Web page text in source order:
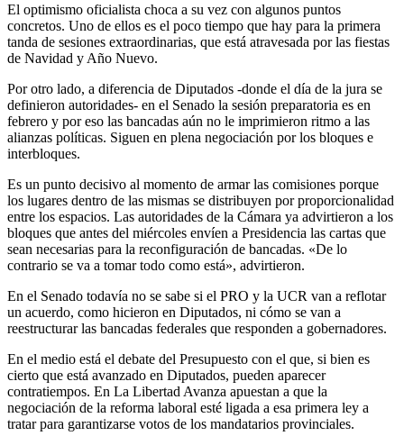
El optimismo oficialista choca a su vez con algunos puntos
concretos. Uno de ellos es el poco tiempo que hay para la primera
tanda de sesiones extraordinarias, que está atravesada por las fiestas
de Navidad y Año Nuevo.
Por otro lado, a diferencia de Diputados -donde el día de la jura se
definieron autoridades- en el Senado la sesión preparatoria es en
febrero y por eso las bancadas aún no le imprimieron ritmo a las
alianzas políticas. Siguen en plena negociación por los bloques e
interbloques.
Es un punto decisivo al momento de armar las comisiones porque
los lugares dentro de las mismas se distribuyen por proporcionalidad
entre los espacios. Las autoridades de la Cámara ya advirtieron a los
bloques que antes del miércoles envíen a Presidencia las cartas que
sean necesarias para la reconfiguración de bancadas. «De lo
contrario se va a tomar todo como está», advirtieron.
En el Senado todavía no se sabe si el PRO y la UCR van a reflotar
un acuerdo, como hicieron en Diputados, ni cómo se van a
reestructurar las bancadas federales que responden a gobernadores.
En el medio está el debate del Presupuesto con el que, si bien es
cierto que está avanzado en Diputados, pueden aparecer
contratiempos. En La Libertad Avanza apuestan a que la
negociación de la reforma laboral esté ligada a esa primera ley a
tratar para garantizarse votos de los mandatarios provinciales.